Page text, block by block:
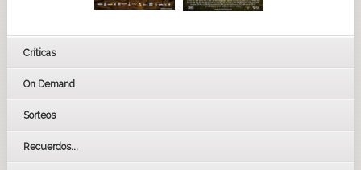
Críticas
On Demand
Sorteos
Recuerdos...